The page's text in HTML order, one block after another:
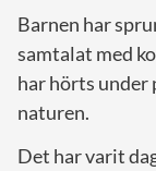
Barnen har
samtalat med
har hörts under
naturen.
Det har varit